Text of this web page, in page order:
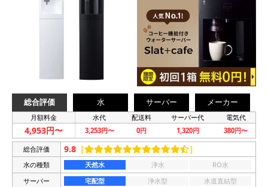
総合評価 水 サーバー メーカー
月額料金 水代 配送料 サーバー代 電気代
4,953円〜 3,253円〜 0円 1,320円 380円〜
総合評価 9.8 ［ ］
水の種類 天然水 浄水
RO水
サーバー
宅配型 浄水型
水道直結型